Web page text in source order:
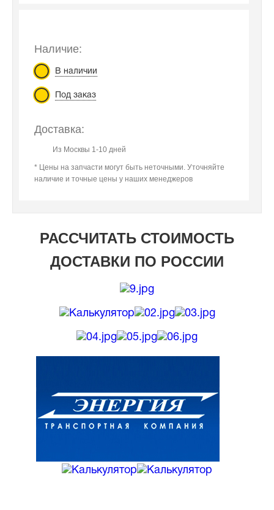
Наличие:
В наличии
Под заказ
Доставка:
Из Москвы 1-10 дней
* Цены на запчасти могут быть неточными. Уточняйте
наличие и точные цены у наших менеджеров
РАССЧИТАТЬ СТОИМОСТЬ
ДОСТАВКИ ПО РОССИИ